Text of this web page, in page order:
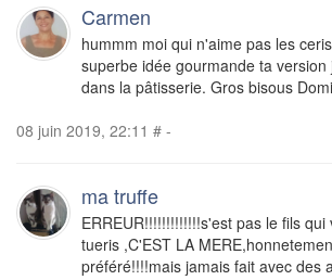
Carmen
hummm moi qui n'aime pas les
superbe idée gourmande ta
dans la pâtisserie. Gros bisous
08 juin 2019, 22:11 # -
ma truffe
ERREUR!!!!!!!!!!!!!s'est pas le fils
tueris ,C'EST LA
préféré!!!!mais jamais fait avec des